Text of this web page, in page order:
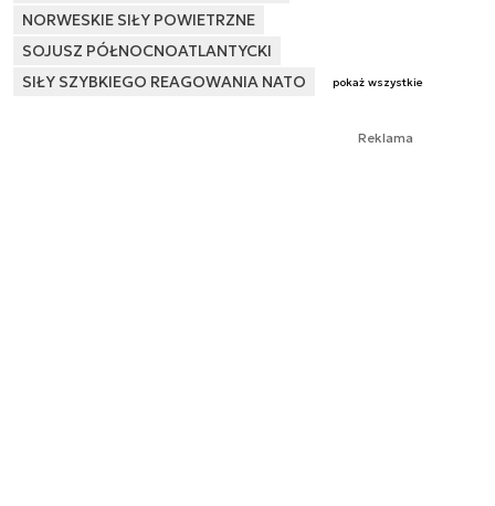
NORWESKIE SIŁY POWIETRZNE
SOJUSZ PÓŁNOCNOATLANTYCKI
SIŁY SZYBKIEGO REAGOWANIA NATO
pokaż wszystkie
Reklama